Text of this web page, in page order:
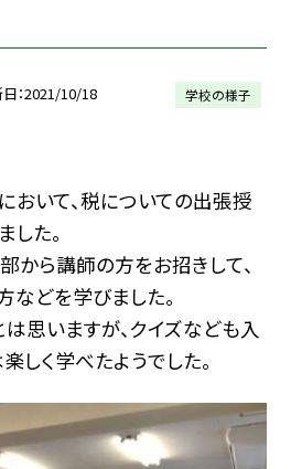
2021/10/18 学校の様子
おいて、税についての出張授
した。
ら講師の方をお招きして、
どを学びました。
思いますが、クイズなども入
しく学べたようでした。